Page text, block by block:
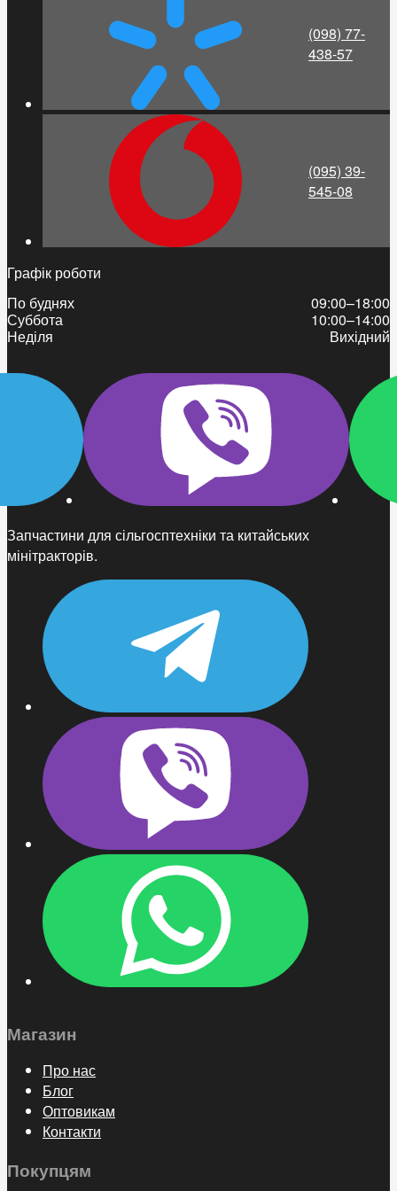
Запчастини для сільгосптехніки та китайських
мінітракторів.
Магазин
Про нас
Блог
Оптовикам
Контакти
Покупцям
(098) 77-
438-57
(095) 39-
545-08
Графік роботи
По буднях
09:00–18:00
Суббота
10:00–14:00
Неділя
Вихідний